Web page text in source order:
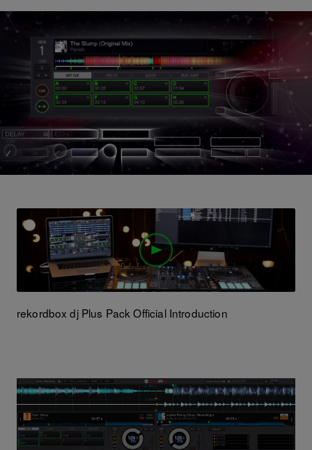
rekordbox dj Plus Pack Official Introduction